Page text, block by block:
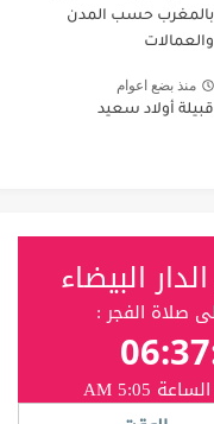
بالمغرب حسب المدن
والعمالات
منذ بضع اعوام
قبيلة أولاد سعيد